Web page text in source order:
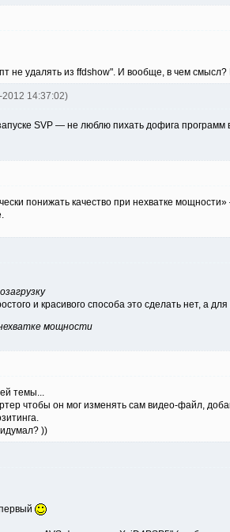
не удалять из ffdshow". И вообще, в чем смысл?
14:37:02)
SVP — не люблю пихать дофига
понижать качество при нехватке
и красивого способа это сделать нет, а
мощности
темы...
чтобы он мог изменять сам видео-файл,
))